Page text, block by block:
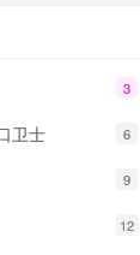
3
卫士 6
9
12